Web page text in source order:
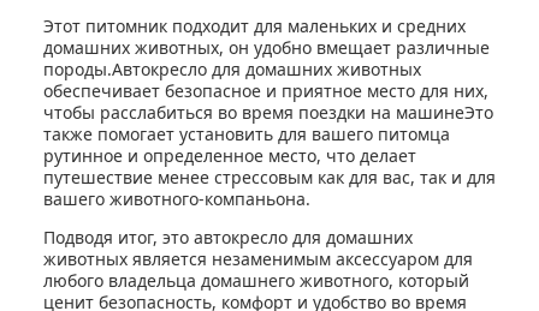
Этот питомник подходит для маленьких и средних
домашних животных, он удобно вмещает различные
породы.Автокресло для домашних животных
обеспечивает безопасное и приятное место для них,
чтобы расслабиться во время поездки на машинеЭто
также помогает установить для вашего питомца
рутинное и определенное место, что делает
путешествие менее стрессовым как для вас, так и для
вашего животного-компаньона.
Подводя итог, это автокресло для домашних
животных является незаменимым аксессуаром для
любого владельца домашнего животного, который
ценит безопасность, комфорт и удобство во время